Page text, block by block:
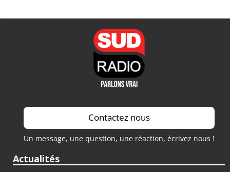
Contactez nous
Un message, une question, une réaction, écrivez nous !
Actualités